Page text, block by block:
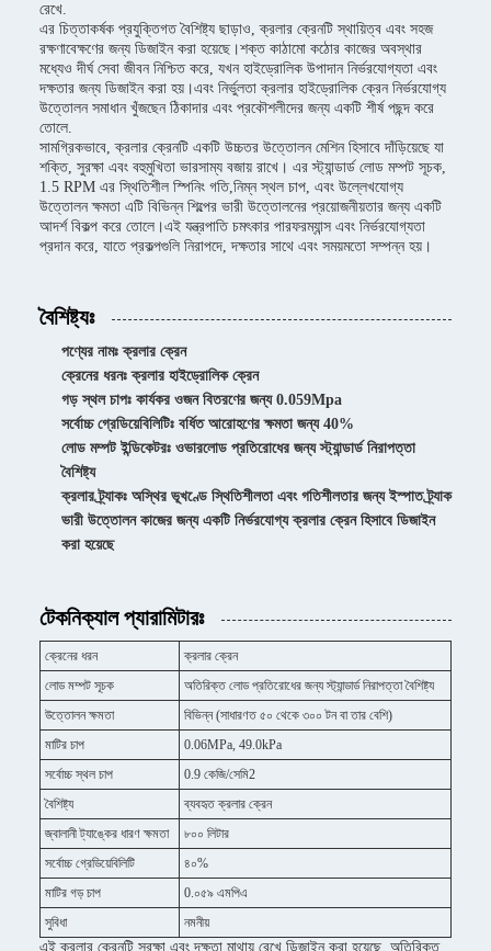
রেখে.
এর চিত্তাকর্ষক প্রযুক্তিগত বৈশিষ্ট্য ছাড়াও, ক্রলার ক্রেনটি স্থায়িত্ব এবং সহজ
রক্ষণাবেক্ষণের জন্য ডিজাইন করা হয়েছে।শক্ত কাঠামো কঠোর কাজের অবস্থার
মধ্যেও দীর্ঘ সেবা জীবন নিশ্চিত করে, যখন হাইড্রোলিক উপাদান নির্ভরযোগ্যতা এবং
দক্ষতার জন্য ডিজাইন করা হয়।এবং নির্ভুলতা ক্রলার হাইড্রোলিক ক্রেন নির্ভরযোগ্য
উত্তোলন সমাধান খুঁজছেন ঠিকাদার এবং প্রকৌশলীদের জন্য একটি শীর্ষ পছন্দ করে
তোলে.
সামগ্রিকভাবে, ক্রলার ক্রেনটি একটি উচ্চতর উত্তোলন মেশিন হিসাবে দাঁড়িয়েছে যা
শক্তি, সুরক্ষা এবং বহুমুখিতা ভারসাম্য বজায় রাখে। এর স্ট্যান্ডার্ড লোড মম্পট সূচক,
1.5 RPM এর স্থিতিশীল স্পিনিং গতি,নিম্ন স্থল চাপ, এবং উল্লেখযোগ্য
উত্তোলন ক্ষমতা এটি বিভিন্ন শিল্পের ভারী উত্তোলনের প্রয়োজনীয়তার জন্য একটি
আদর্শ বিকল্প করে তোলে।এই যন্ত্রপাতি চমৎকার পারফরম্যান্স এবং নির্ভরযোগ্যতা
প্রদান করে, যাতে প্রকল্পগুলি নিরাপদে, দক্ষতার সাথে এবং সময়মতো সম্পন্ন হয়।
বৈশিষ্ট্যঃ
পণ্যের নামঃ ক্রলার ক্রেন
ক্রেনের ধরনঃ ক্রলার হাইড্রোলিক ক্রেন
গড় স্থল চাপঃ কার্যকর ওজন বিতরণের জন্য 0.059Mpa
সর্বোচ্চ গ্রেডিয়েবিলিটিঃ বর্ধিত আরোহণের ক্ষমতা জন্য 40%
লোড মম্পট ইন্ডিকেটরঃ ওভারলোড প্রতিরোধের জন্য স্ট্যান্ডার্ড নিরাপত্তা
বৈশিষ্ট্য
ক্রলার ট্র্যাকঃ অস্থির ভূখণ্ডে স্থিতিশীলতা এবং গতিশীলতার জন্য ইস্পাত ট্র্যাক
ভারী উত্তোলন কাজের জন্য একটি নির্ভরযোগ্য ক্রলার ক্রেন হিসাবে ডিজাইন
করা হয়েছে
টেকনিক্যাল প্যারামিটারঃ
ক্রেনের ধরন
ক্রলার ক্রেন
লোড মম্পট সূচক
অতিরিক্ত লোড প্রতিরোধের জন্য স্ট্যান্ডার্ড নিরাপত্তা বৈশিষ্ট্য
উত্তোলন ক্ষমতা
বিভিন্ন (সাধারণত ৫০ থেকে ৩০০ টন বা তার বেশি)
মাটির চাপ
0.06MPa, 49.0kPa
সর্বোচ্চ স্থল চাপ
0.9 কেজি/সেমি2
বৈশিষ্ট্য
ব্যবহৃত ক্রলার ক্রেন
জ্বালানী ট্যাঙ্কের ধারণ ক্ষমতা
৮০০ লিটার
সর্বোচ্চ গ্রেডিয়েবিলিটি
৪০%
মাটির গড় চাপ
0.০৫৯ এমপিএ
সুবিধা
নমনীয়
এই ক্রলার ক্রেনটি সুরক্ষা এবং দক্ষতা মাথায় রেখে ডিজাইন করা হয়েছে, অতিরিক্ত